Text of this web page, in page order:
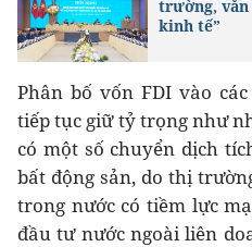
trường, văn
kinh tế”
Phân bố vốn FDI vào
tiếp tục giữ tỷ trọng như
có một số chuyển dịch
bất động sản, do thị
trong nước có tiềm lực
đầu tư nước ngoài liên